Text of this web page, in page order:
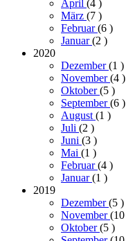
April (4 )
März (7 )
Februar(6 )
Januar(2 )
2020
Dezember(1 )
November(4 )
Oktober(5 )
September(6 )
August(1 )
Juli (2 )
Juni (3 )
Mai (1 )
Februar(4 )
Januar(1 )
2019
Dezember(5 )
November(10
Oktober(5 )